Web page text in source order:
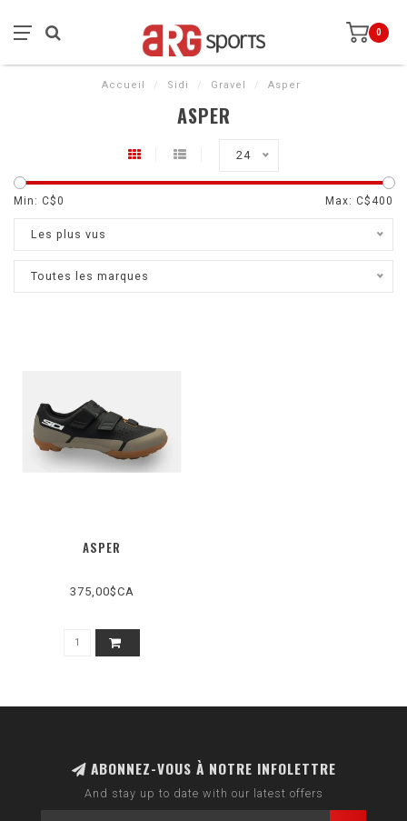
0
Accueil / Sidi / Gravel / Asper
ASPER
24
Min: C$0 Max: C$ 400
Les plus vus
Toutes les marques
ASPER
375,00$CA
ABONNEZ-VOUS À NOTRE INFOLETTRE
And stay up to date with our latest offers